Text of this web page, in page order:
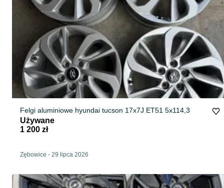
Felgi aluminiowe hyundai tucson 17x7J ET51 5x114,3
Używane
1 200 zł
Zębowice - 29 lipca 2026